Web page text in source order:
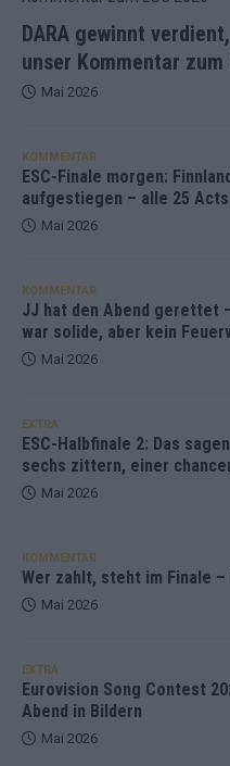
DARA gewinnt
unser Kommentar zum
Mai 2026
KOMMENTAR
ESC-Finale morgen:
aufgestiegen – alle 25
Mai 2026
KOMMENTAR
JJ hat den Abend gerettet
war solide, aber kein
Mai 2026
EXTRA
ESC-Halbfinale 2: Das
sechs zittern, einer
Mai 2026
KOMMENTAR
Wer zahlt, steht im Finale
Mai 2026
EXTRA
Eurovision Song Contest
Abend in Bildern
Mai 2026